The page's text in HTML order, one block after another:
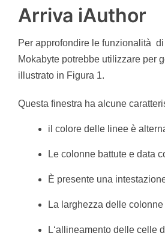
Arriva iAuthor
Per approfondire le funzionalità
Mokabyte potrebbe utilizzare per
illustrato in Figura 1.
Questa finestra ha alcune
il colore delle linee è
Le colonne battute e data
È presente una
La larghezza delle
L‘allineamento delle celle